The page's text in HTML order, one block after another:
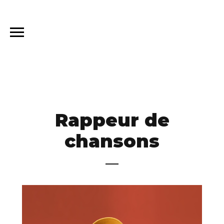
Rappeur de
chansons